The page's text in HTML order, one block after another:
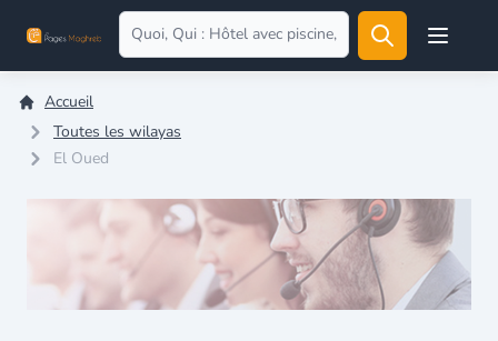
Open
Accueil
Toutes les wilayas
El Oued